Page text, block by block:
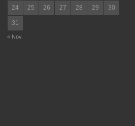
24 25 26 27 28 29 30
31
« Nov.